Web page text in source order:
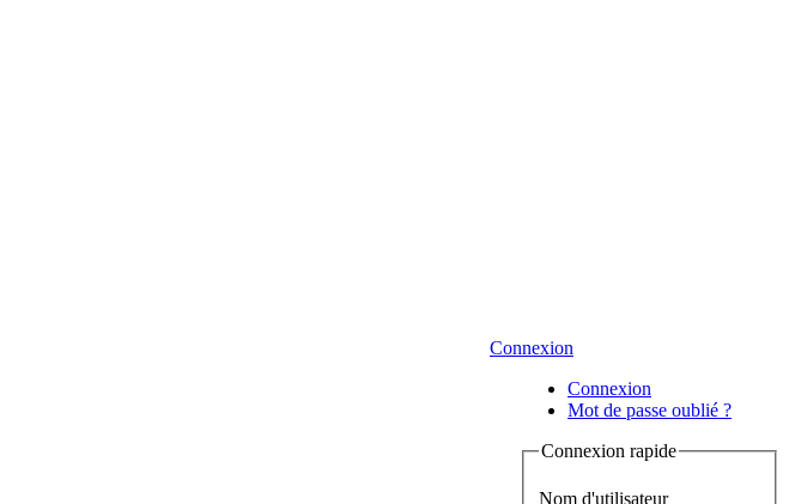
Connexion
Connexion
Mot de passe oublié ?
Connexion rapide
Nom d'utilisateur